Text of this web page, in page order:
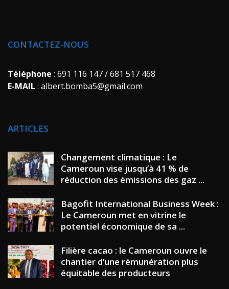
CONTACTEZ-NOUS
Téléphone : 691 116 147 / 681 517 468
E-MAIL : albert.bomba5@gmail.com
ARTICLES
Changement climatique : Le
Cameroun vise jusqu’à 41 % de
réduction des émissions des gaz ...
Bagofit International Business Week :
Le Cameroun met en vitrine le
potentiel économique de sa ...
Filière cacao : le Cameroun ouvre le
chantier d’une rémunération plus
équitable des producteurs